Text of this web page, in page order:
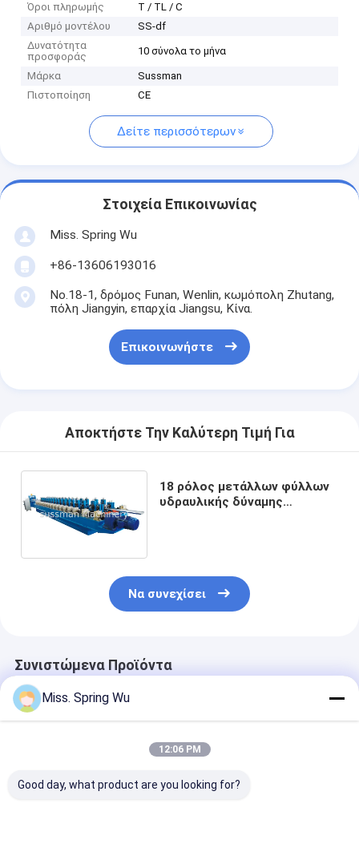
Όροι πληρωμής
Τ / TL / C
Αριθμό μοντέλου
SS-df
Δυνατότητα
προσφοράς
10 σύνολα το μήνα
Μάρκα
Sussman
Πιστοποίηση
CE
Δείτε περισσότερων
Στοιχεία Επικοινωνίας
Miss. Spring Wu
+86-13606193016
No.18-1, δρόμος Funan, Wenlin, κωμόπολη Zhutang,
πόλη Jiangyin, επαρχία Jiangsu, Κίνα.
Επικοινωνήστε
Αποκτήστε Την Καλύτερη Τιμή Για
18 ρόλος μετάλλων φύλλων
υδραυλικής δύναμης
Να συνεχίσει
Συνιστώμενα Προϊόντα
Miss. Spring Wu
12:06 PM
Good day, what product are you looking for?